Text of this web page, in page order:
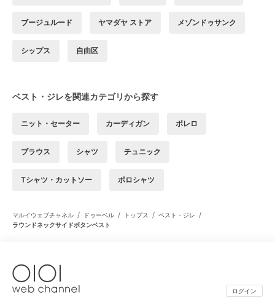
ブージュルード ヤマダヤ ストア メゾンドゥサンク
シップス 自由区
ベスト・ジレを関連カテゴリから探す
ニット・セーター カーディガン ボレロ
ブラウス シャツ チュニック
Tシャツ・カットソー ポロシャツ
マルイウェブチャネル / ドゥーベル / トップス / ベスト・ジレ /
ラウンドネックサイドボタンベスト
ログイン